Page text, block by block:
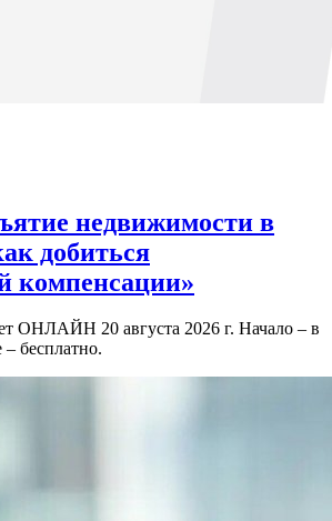
недвижимости в
добиться
компенсации»
ОНЛАЙН 20 августа 2026 г. Начало – в
бесплатно.